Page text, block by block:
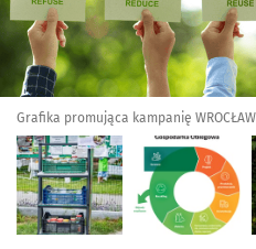
Grafika promująca kampanię WROCŁAW